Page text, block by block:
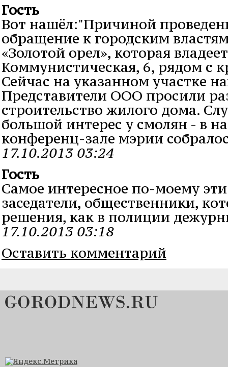
Гость
Вот нашёл:"Причиной
обращение к городским
«Золотой орел», которая
Коммунистическая, 6, рядом с
Сейчас на указанном участке
Представители ООО просили
строительство жилого дома.
большой интерес у смолян - в
конференц-зале мэрии
17.10.2013 03:24
Гость
Самое интересное по-моему
заседатели, общественники,
решения, как в полиции
17.10.2013 03:18
Оставить комментарий